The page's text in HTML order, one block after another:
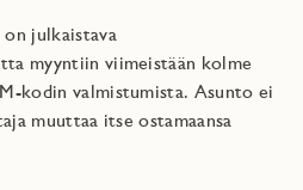
julkaistava
myyntiin viimeistään kolme
kodin valmistumista. Asunto ei
muuttaa itse ostamaansa